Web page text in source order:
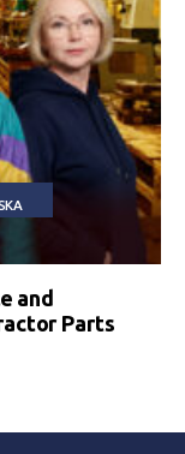
and
Parts